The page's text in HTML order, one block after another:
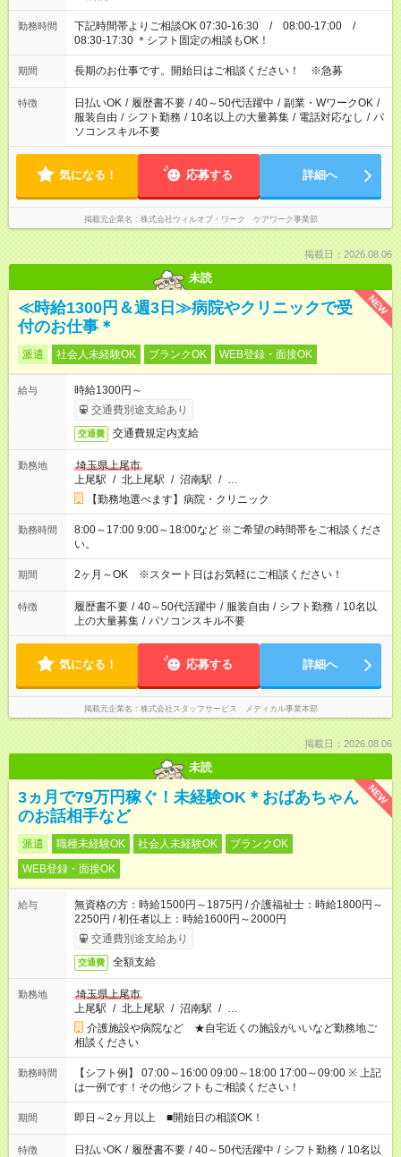
勤務時間
下記時間帯よりご相談OK 07:30-16:30 / 08:00-17:00 /
08:30-17:30 ＊シフト固定の相談もOK！
期間 長期のお仕事です。開始日はご相談ください！ ※急募
特徴 日払いOK / 履歴書不要 / 40～50代活躍中 / 副業・WワークOK /
服装自由 / シフト勤務 / 10名以上の大量募集 / 電話対応なし / パ
ソコンスキル不要
気になる！ 応募する 詳細へ
掲載元企業名 株式会社ウィルオブ・ワーク ケアワーク事業部
掲載日：2026.08.06
未読
NEW
≪時給1300円＆週3日≫病院やクリニックで受
付のお仕事＊
派遣 社会人未経験OK ブランクOK WEB登録・面接OK
給与
時給1300円～
交通費別途支給あり
交通費 交通費規定内支給
勤務地
埼玉県上尾市
上尾駅 / 北上尾駅 / 沼南駅 / …
【勤務地選べます】病院・クリニック
勤務時間
8:00～17:00 9:00～18:00など ※ご希望の時間帯をご相談くださ
い。
期間 2ヶ月～OK ※スタート日はお気軽にご相談ください！
特徴 履歴書不要 / 40～50代活躍中 / 服装自由 / シフト勤務 / 10名以
上の大量募集 / パソコンスキル不要
気になる！ 応募する 詳細へ
掲載元企業名 株式会社スタッフサービス メディカル事業本部
掲載日：2026.08.06
未読
NEW
3ヵ月で79万円稼ぐ！未経験OK＊おばあちゃん
のお話相手など
派遣 職種未経験OK 社会人未経験OK
ブランクOK
WEB登録・面接OK
給与
無資格の方：時給1500円～1875円 / 介護福祉士：時給1800円～
2250円 / 初任者以上：時給1600円～2000円
交通費別途支給あり
交通費 全額支給
勤務地
埼玉県上尾市
上尾駅 / 北上尾駅 / 沼南駅 / …
介護施設や病院など ★自宅近くの施設がいいなど勤務地ご
相談ください
勤務時間
【シフト例】 07:00～16:00 09:00～18:00 17:00～09:00 ※ 上記
は一例です！その他シフトもご相談ください！
期間 即日～2ヶ月以上 ■開始日の相談OK！
特徴 日払いOK / 履歴書不要 / 40～50代活躍中 / シフト勤務 / 10名以